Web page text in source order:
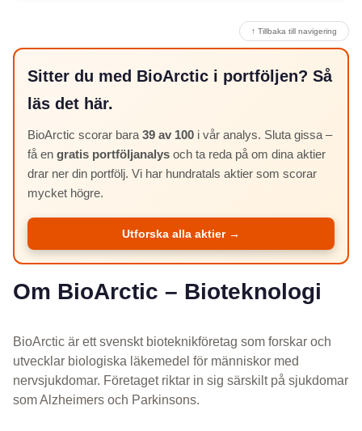
↑ Tillbaka till navigering
Sitter du med BioArctic i portföljen? Så
läs det här.
BioArctic scorar bara 39 av 100 i vår analys. Sluta gissa –
få en gratis portföljanalys och ta reda på om dina aktier
drar ner din portfölj. Vi har hundratals aktier som scorar
mycket högre.
Utforska alla aktier →
Om BioArctic – Bioteknologi
BioArctic är ett svenskt bioteknikföretag som forskar och
utvecklar biologiska läkemedel för människor med
nervsjukdomar. Företaget riktar in sig särskilt på sjukdomar
som Alzheimers och Parkinsons.